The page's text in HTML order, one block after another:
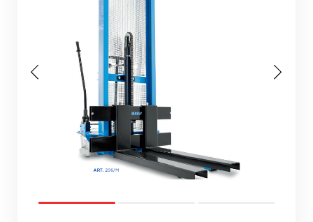
Ghidul Echipamentelor